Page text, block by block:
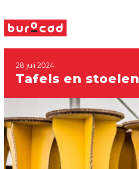
28 juli 2024
Tafels en stoelen